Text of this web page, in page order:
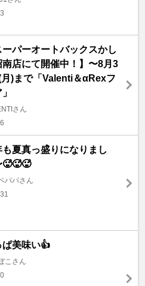
ーパーオートバックスかし
南店にて開催中！】〜8月3
月)まで「Valenti＆αRexフ
さん
も夏真っ盛りになりまし
🥵🥵🥵
パパさん
ぱ美味い👍
こさん